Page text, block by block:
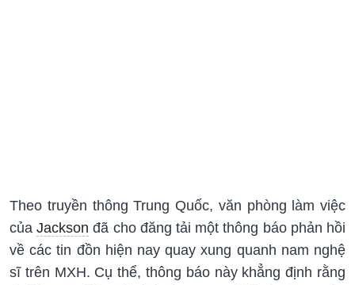
Theo truyền thông Trung Quốc, văn phòng làm việc
củaJackson đã cho đăng tải một thông báo phản hồi
về các tin đồn hiện nay quay xung quanh nam nghệ
sĩ trên MXH. Cụ thể, thông báo này khẳng định rằng